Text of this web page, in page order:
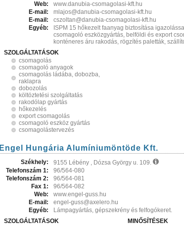
Web:
www.danubia-csomagolasi-kft.hu
E-mail:
mlajos@danubia-csomagolasi-kft.hu
E-mail:
cszoltan@danubia-csomagolasi-kft.hu
Egyéb:
ISPM 15 hőkezelt faanyag biztosítása
csomagoló eszközgyártás, belföldi és export
konténeres áru rakodás, rögzítés paletták,
SZOLGÁLTATÁSOK
csomagolás
csomagoló anyagok
csomagolás ládába, dobozba,
raklapra
dobozolás
költöztetési szolgáltatás
rakodólap gyártás
hőkezelés
export csomagolás
csomagoló eszköz gyártás
csomagolástervezés
Engel Hungária Alumíniumöntöde Kft.
Székhely:
9155 Lébény , Dózsa György u. 109.
Telefonszám 1:
96/564-080
Telefonszám 2:
96/564-081
Fax 1:
96/564-082
Web:
www.engel-guss.hu
E-mail:
engel-guss@axelero.hu
Egyéb:
Lámpagyártás, gépszekrény és felfogókeret.
SZOLGÁLTATÁSOK
MINŐSÍTÉSEK